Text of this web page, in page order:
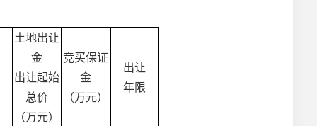
土地出让
金
出让起始
总价
（万元）
竞买保证
金
（万元）
出让
年限